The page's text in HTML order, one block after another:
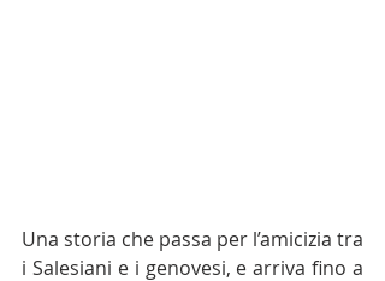
Una storia che passa per l’amicizia tra